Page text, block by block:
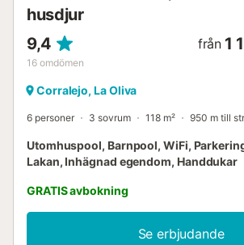
husdjur
9,4
16 omdömen
från 1
Corralejo, La Oliva
6 personer 3 sovrum 118 m² 950 m till
Utomhuspool, Barnpool, WiFi,
Lakan, Inhägnad egendom, Handdukar
GRATIS avbokning
Se erbjudande